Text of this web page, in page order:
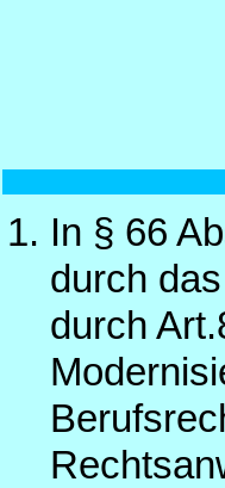
In § 66
durch
durch